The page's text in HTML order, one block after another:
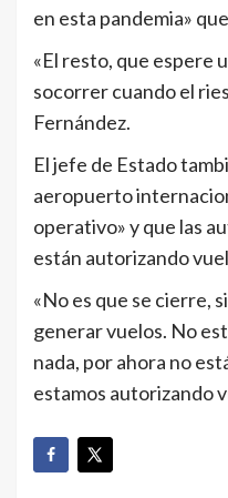
en esta pandemia»
«El resto, que espere
socorrer cuando el
Fernández.
El jefe de Estado
aeropuerto
operativo» y que las
están autorizando
«No es que se cierre,
generar vuelos. No
nada, por ahora no
estamos autorizando